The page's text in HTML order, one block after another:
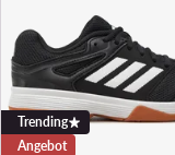
Trending
Angebot